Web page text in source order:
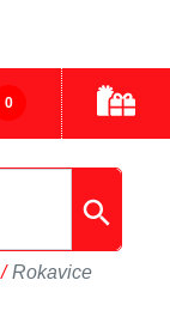
0
/ Rokavice